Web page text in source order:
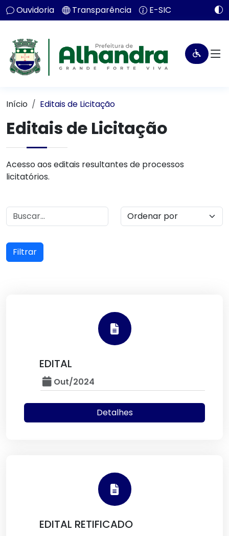
Ouvidoria Transparência E-SIC
Início Editais de Licitação
Editais de Licitação
Acesso aos editais resultantes de processos
licitatórios.
Filtrar
EDITAL
Out/2024
Detalhes
EDITAL RETIFICADO